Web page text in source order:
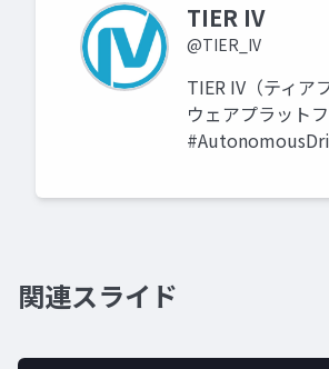
TIER IV
@TIER_IV
TIER IV（ティア
ウェアプラット
関連スライド